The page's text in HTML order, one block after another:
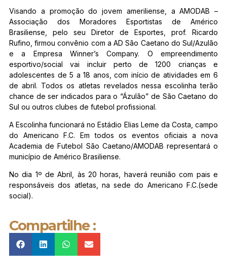
Visando a promoção do jovem ameriliense, a AMODAB –
Associação dos Moradores Esportistas de Américo
Brasiliense, pelo seu Diretor de Esportes, prof. Ricardo
Rufino, firmou convênio com a AD São Caetano do Sul/Azulão
e a Empresa Winner’s Company. O empreendimento
esportivo/social vai incluir perto de 1200 crianças e
adolescentes de 5 a 18 anos, com início de atividades em 6
de abril. Todos os atletas revelados nessa escolinha terão
chance de ser indicados para o “Ázulão” de São Caetano do
Sul ou outros clubes de futebol profissional.
A Escolinha funcionará no Estádio Elias Leme da Costa, campo
do Americano F.C. Em todos os eventos oficiais a nova
Academia de Futebol São Caetano/AMODAB representará o
município de Américo Brasiliense.
No dia 1º de Abril, às 20 horas, haverá reunião com pais e
responsáveis dos atletas, na sede do Americano F.C.(sede
social).
Compartilhe :